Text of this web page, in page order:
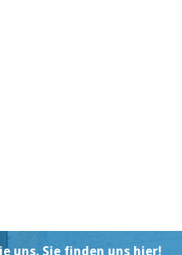
uns. Sie finden uns hier!